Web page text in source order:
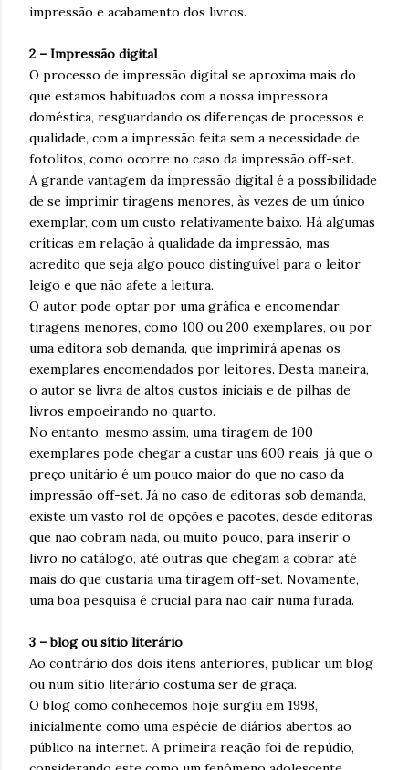
impressão e acabamento dos livros.
2 – Impressão digital
O processo de impressão digital se aproxima mais do
que estamos habituados com a nossa impressora
doméstica, resguardando os diferenças de processos e
qualidade, com a impressão feita sem a necessidade de
fotolitos, como ocorre no caso da impressão off-set.
A grande vantagem da impressão digital é a possibilidade
de se imprimir tiragens menores, às vezes de um único
exemplar, com um custo relativamente baixo. Há algumas
críticas em relação à qualidade da impressão, mas
acredito que seja algo pouco distinguível para o leitor
leigo e que não afete a leitura.
O autor pode optar por uma gráfica e encomendar
tiragens menores, como 100 ou 200 exemplares, ou por
uma editora sob demanda, que imprimirá apenas os
exemplares encomendados por leitores. Desta maneira,
o autor se livra de altos custos iniciais e de pilhas de
livros empoeirando no quarto.
No entanto, mesmo assim, uma tiragem de 100
exemplares pode chegar a custar uns 600 reais, já que o
preço unitário é um pouco maior do que no caso da
impressão off-set. Já no caso de editoras sob demanda,
existe um vasto rol de opções e pacotes, desde editoras
que não cobram nada, ou muito pouco, para inserir o
livro no catálogo, até outras que chegam a cobrar até
mais do que custaria uma tiragem off-set. Novamente,
uma boa pesquisa é crucial para não cair numa furada.
3 – blog ou sítio literário
Ao contrário dos dois itens anteriores, publicar um blog
ou num sítio literário costuma ser de graça.
O blog como conhecemos hoje surgiu em 1998,
inicialmente como uma espécie de diários abertos ao
público na internet. A primeira reação foi de repúdio,